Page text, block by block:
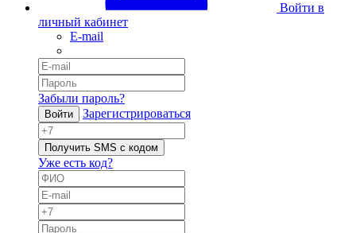
Войти в
личный кабинет
E-mail
Забыли пароль?
Войти Зарегистрироваться
Получить SMS с кодом
Уже есть код?